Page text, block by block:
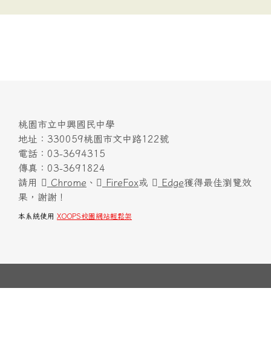
桃園市立中興國民中學
地址：330059桃園市文中路122號
電話：03-3694315
傳真：03-3691824
請用
Chrome 、 FireFox或 Edge獲得最佳瀏覽效
果，謝謝！
本系統使用 XOOPS校園網站輕鬆架